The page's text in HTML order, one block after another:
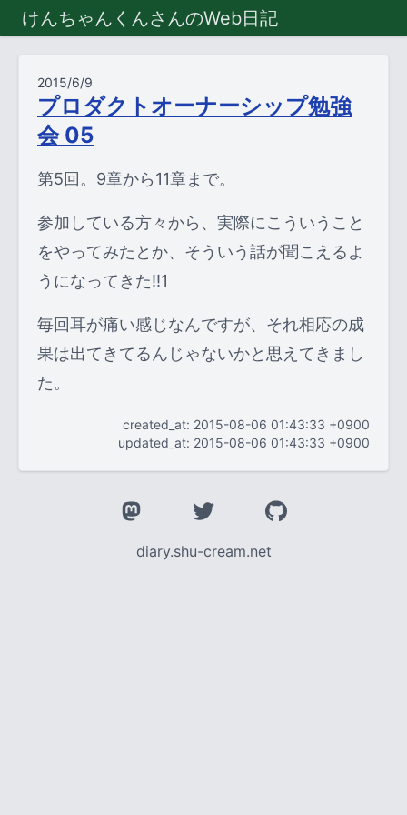
けんちゃんくんさんのWeb日記
2015/6/9
プロダクトオーナーシップ勉強
会 05
第5回。9章から11章まで。
参加している方々から、実際にこういうこと
をやってみたとか、そういう話が聞こえるよ
うになってきた!!1
毎回耳が痛い感じなんですが、それ相応の成
果は出てきてるんじゃないかと思えてきまし
た。
created_at: 2015-08-06 01:43:33 +0900
updated_at: 2015-08-06 01:43:33 +0900
diary.shu-cream.net